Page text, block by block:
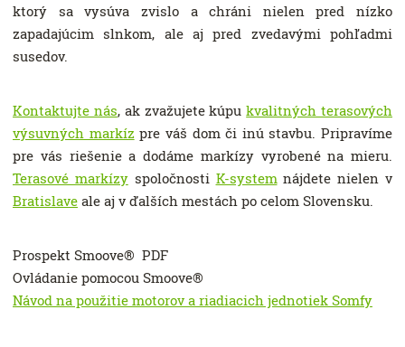
ktorý sa vysúva zvislo a chráni nielen pred nízko
zapadajúcim slnkom, ale aj pred zvedavými pohľadmi
susedov.
Kontaktujte nás, ak zvažujete kúpukvalitných terasových
výsuvných markízpre váš dom či inú stavbu. Pripravíme
pre vás riešenie a dodáme markízy vyrobené na mieru.
Terasové markízyspoločnosti K-system nájdete nielen v
Bratislave ale aj v ďalších mestách po celom Slovensku.
Prospekt Smoove® PDF
Ovládanie pomocou Smoove®
Návod na použitie motorov a riadiacich jednotiek Somfy